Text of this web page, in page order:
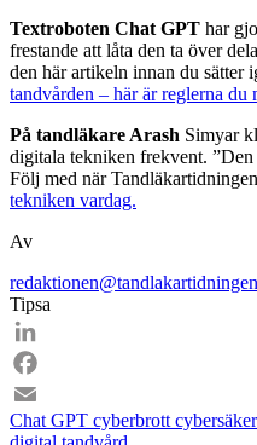
Textroboten Chat GPT har
frestande att låta den ta över
den här artikeln innan du sätter
tandvården – här är reglerna du
På tandläkare Arash Simyar
digitala tekniken frekvent.
Följ med när
tekniken vardag.
Av
Tipsa
LinkedIn
Facebook
Email
Chat GPT cyberbrott